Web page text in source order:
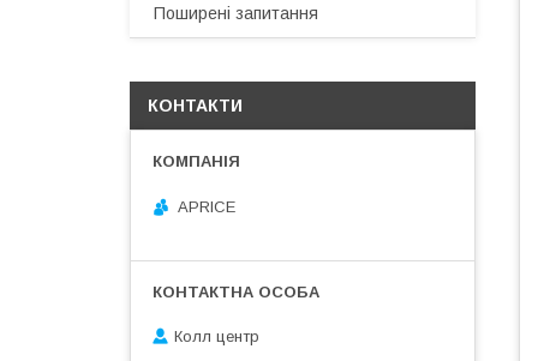
Поширені запитання
КОНТАКТИ
APRICE
Колл центр